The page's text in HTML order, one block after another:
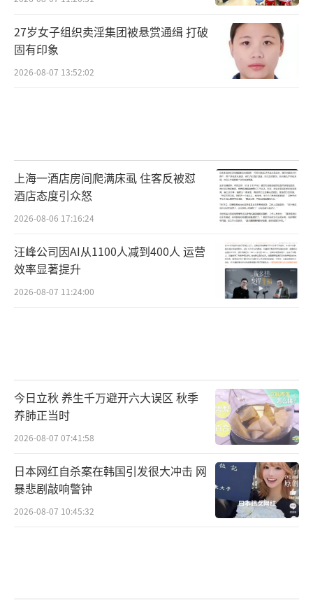
27岁女子组织卖淫集团被悬赏通缉 打破
固有印象
2026-08-07 13:52:02
上海一酒店房间爬满床虱 住客反被怼
酒店态度引众怒
2026-08-06 17:16:24
汪峰公司因AI从1100人减到400人 运营
效率显著提升
2026-08-07 11:24:00
今日立秋 养生千万避开六大误区 秋季
养肺正当时
2026-08-07 07:41:58
日本网红自杀案在韩国引发很大冲击 网
暴悲剧敲响警钟
2026-08-07 10:45:32